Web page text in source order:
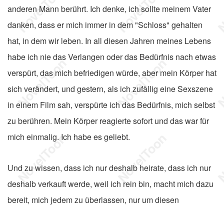
anderen Mann berührt. Ich denke, ich sollte meinem Vater
danken, dass er mich immer in dem "Schloss" gehalten
hat, in dem wir leben. In all diesen Jahren meines Lebens
habe ich nie das Verlangen oder das Bedürfnis nach etwas
verspürt, das mich befriedigen würde, aber mein Körper hat
sich verändert, und gestern, als ich zufällig eine Sexszene
in einem Film sah, verspürte ich das Bedürfnis, mich selbst
zu berühren. Mein Körper reagierte sofort und das war für
mich einmalig. Ich habe es geliebt.
Und zu wissen, dass ich nur deshalb heirate, dass ich nur
deshalb verkauft werde, weil ich rein bin, macht mich dazu
bereit, mich jedem zu überlassen, nur um diesen